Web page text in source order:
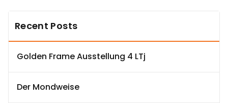
Recent Posts
Golden Frame Ausstellung 4 LTj
Der Mondweise